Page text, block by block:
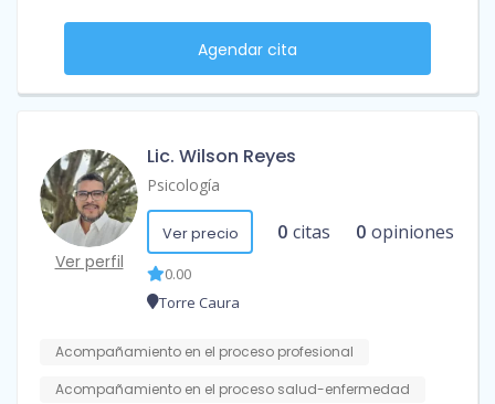
Agendar cita
Ver perfil
Lic. Wilson Reyes
Psicología
Ver precio 0 citas 0 opiniones
0.00
Torre Caura
Acompañamiento en el proceso profesional
Acompañamiento en el proceso salud-enfermedad